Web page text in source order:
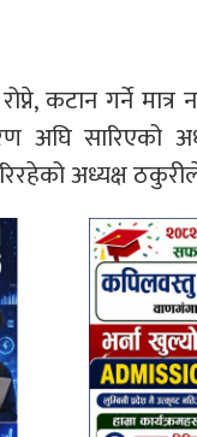
कटान गर्ने मात्र
अघि सारिएको
अध्यक्ष